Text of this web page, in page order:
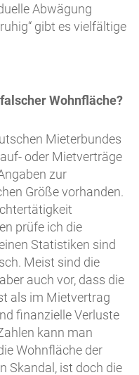
Abwägung
gibt es vielfältige
Wohnfläche?
Mieterbundes
oder Mietverträge
zur
Größe vorhanden.
prüfe ich die
Statistiken sind
Meist sind die
auch vor, dass die
als im Mietvertrag
finanzielle Verluste
kann man
Wohnfläche der
Skandal, ist doch die